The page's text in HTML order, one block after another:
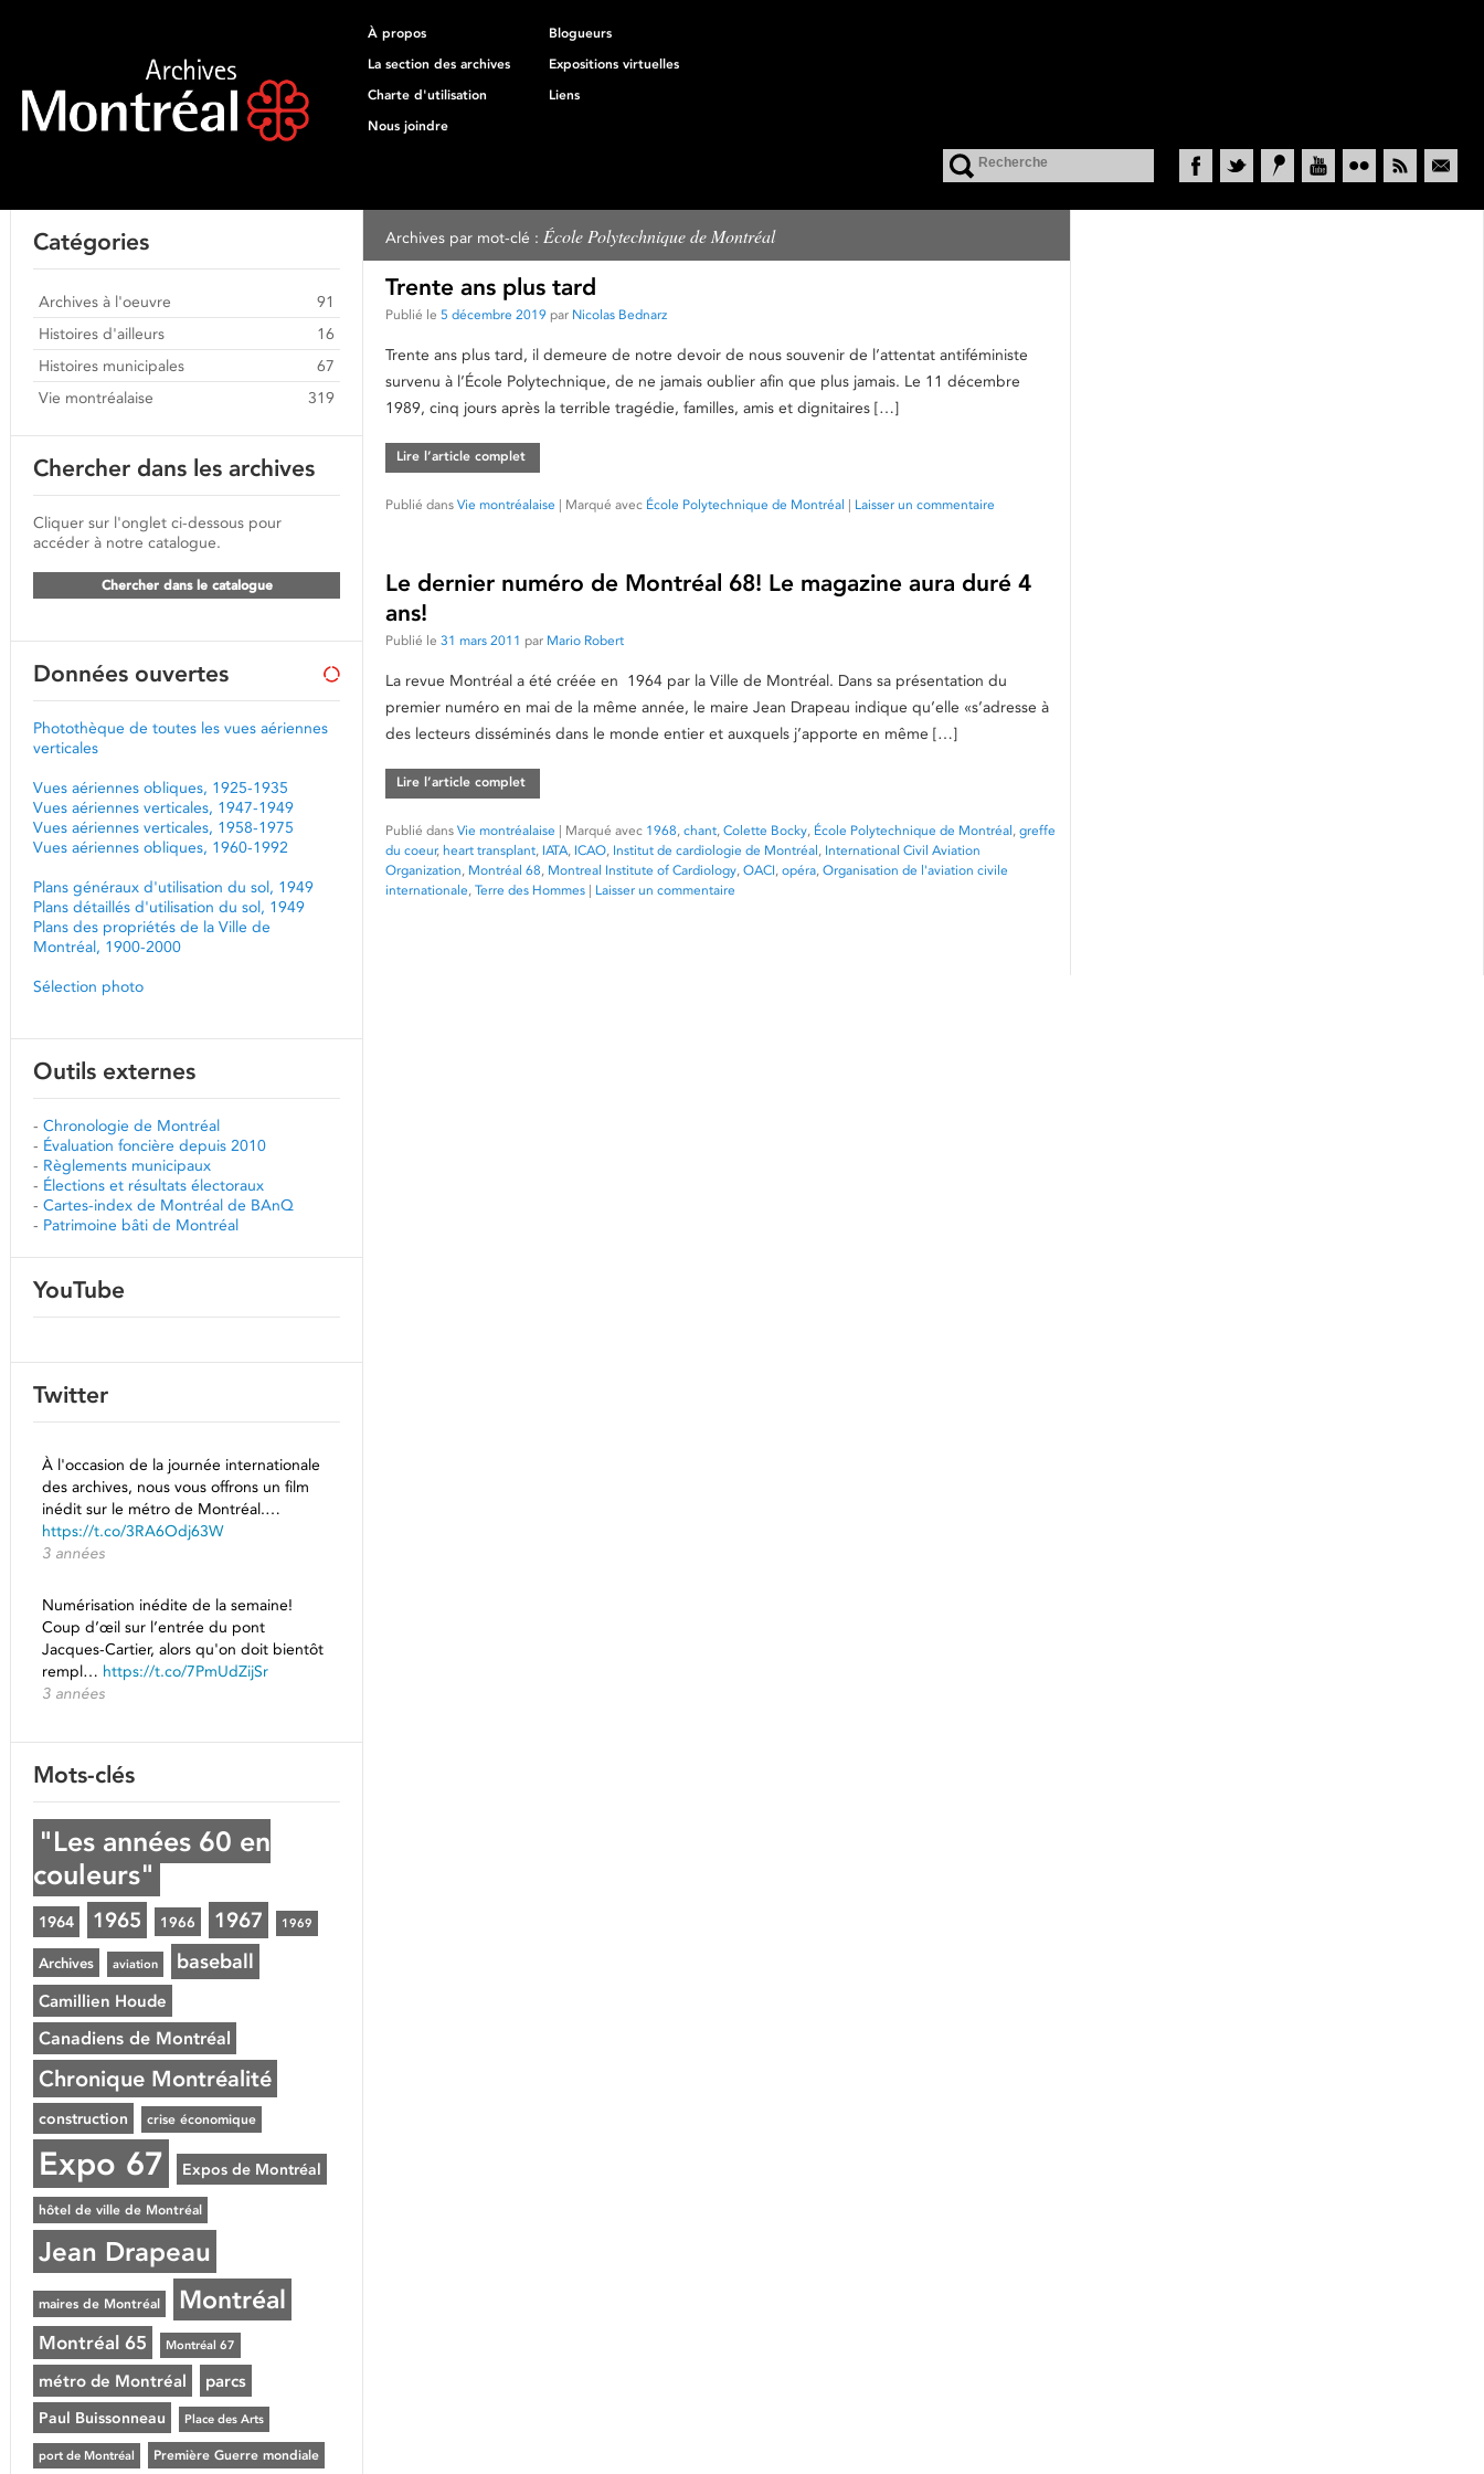
À propos
Blogueurs
La section des archives
Expositions virtuelles
Charte d'utilisation
Liens
Nous joindre
Archives par mot-clé : École Polytechnique de Montréal
Trente ans plus tard
Publié le 5 décembre 2019 par Nicolas Bednarz
Trente ans plus tard, il demeure de notre devoir de nous souvenir de l’attentat antiféministe
survenu à l’École Polytechnique, de ne jamais oublier afin que plus jamais. Le 11 décembre
1989, cinq jours après la terrible tragédie, familles, amis et dignitaires […]
Lire l’article complet
Publié dans Vie montréalaise | Marqué avec École Polytechnique de Montréal | Laisser un commentaire
Le dernier numéro de Montréal 68! Le magazine aura duré 4
ans!
Publié le 31 mars 2011 par Mario Robert
La revue Montréal a été créée en 1964 par la Ville de Montréal. Dans sa présentation du
premier numéro en mai de la même année, le maire Jean Drapeau indique qu’elle «s’adresse à
des lecteurs disséminés dans le monde entier et auxquels j’apporte en même […]
Lire l’article complet
Publié dans Vie montréalaise | Marqué avec 1968, chant, Colette Bocky, École Polytechnique de Montréal, greffe
du coeur, heart transplant, IATA, ICAO, Institut de cardiologie de Montréal, International Civil Aviation
Organization, Montréal 68, Montreal Institute of Cardiology, OACI, opéra, Organisation de l'aviation civile
internationale, Terre des Hommes | Laisser un commentaire
Catégories
Archives à l'oeuvre
91
Histoires d'ailleurs
16
Histoires municipales
67
Vie montréalaise
319
Chercher dans les archives
Cliquer sur l'onglet ci-dessous pour
accéder à notre catalogue.
Chercher dans le catalogue
Données ouvertes
Photothèque de toutes les vues aériennes
verticales
Vues aériennes obliques, 1925-1935
Vues aériennes verticales, 1947-1949
Vues aériennes verticales, 1958-1975
Vues aériennes obliques, 1960-1992
Plans généraux d'utilisation du sol, 1949
Plans détaillés d'utilisation du sol, 1949
Plans des propriétés de la Ville de
Montréal, 1900-2000
Sélection photo
Outils externes
- Chronologie de Montréal
- Évaluation foncière depuis 2010
- Règlements municipaux
- Élections et résultats électoraux
- Cartes-index de Montréal de BAnQ
- Patrimoine bâti de Montréal
YouTube
Twitter
À l'occasion de la journée internationale
des archives, nous vous offrons un film
inédit sur le métro de Montréal.…
https://t.co/3RA6Odj63W
3 années
Numérisation inédite de la semaine!
Coup d’œil sur l’entrée du pont
Jacques-Cartier, alors qu'on doit bientôt
rempl… https://t.co/7PmUdZijSr
3 années
Mots-clés
"Les années 60 en
couleurs"
1964 1965 1966 1967 1969
Archives aviation baseball
Camillien Houde
Canadiens de Montréal
Chronique Montréalité
construction crise économique
Expo 67 Expos de Montréal
hôtel de ville de Montréal
Jean Drapeau
maires de Montréal Montréal
Montréal 65 Montréal 67
métro de Montréal parcs
Paul Buissonneau Place des Arts
port de Montréal Première Guerre mondiale